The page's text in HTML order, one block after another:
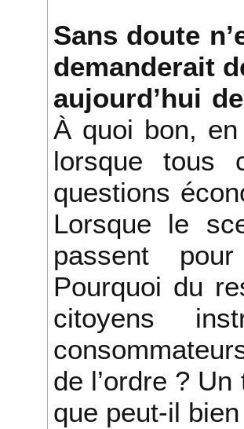
Sans doute
demanderait
aujourd’hui
À quoi bon,
lorsque tous
questions
Lorsque le
passent
Pourquoi du
citoyens
de l’ordre ?
que peut-il